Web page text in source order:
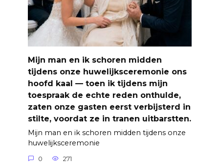
Mijn man en ik schoren midden
tijdens onze huwelijksceremonie ons
hoofd kaal — toen ik tijdens mijn
toespraak de echte reden onthulde,
zaten onze gasten eerst verbijsterd in
stilte, voordat ze in tranen uitbarstten.
Mijn man en ik schoren midden tijdens onze
huwelijksceremonie
0 271